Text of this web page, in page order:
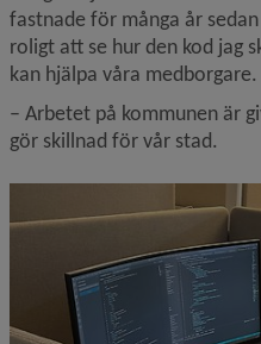
fastnade för många år
roligt att se hur den kod jag
kan hjälpa våra medborgare.
– Arbetet på kommunen är
gör skillnad för vår stad.